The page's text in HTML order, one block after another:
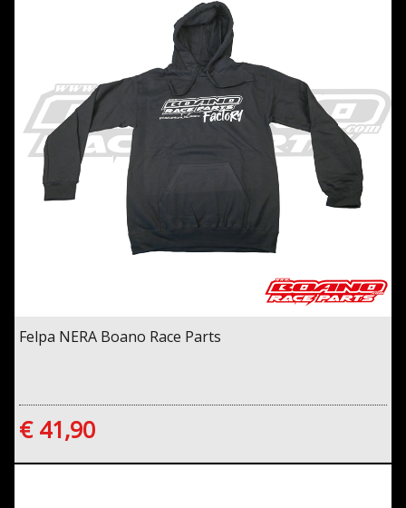
Felpa NERA Boano Race Parts
€ 41,90